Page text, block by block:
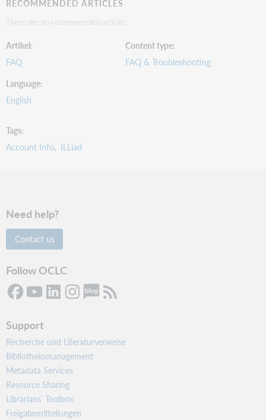
RECOMMENDED ARTICLES
There are no recommended articles.
Artikel
FAQ
Content type
FAQ & Troubleshooting
Language
English
Tags
Account Info
ILLiad
Need help?
Contact us
Follow OCLC
Support
Recherche und Literaturverweise
Bibliotheksmanagement
Metadata Services
Resource Sharing
Librarians’ Toolbox
Freigabemitteilungen